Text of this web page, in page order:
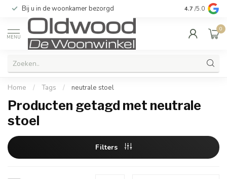
Bij u in de woonkamer bezorgd Kwaliteit &
4.7 /5.0
MENU
0
Home / Tags / neutrale stoel
Producten getagd met neutrale
stoel
Filters